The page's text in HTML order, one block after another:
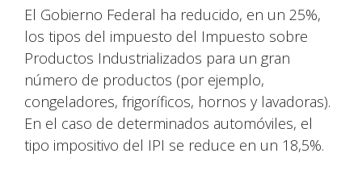
El Gobierno Federal ha reducido, en un 25%,
los tipos del impuesto del Impuesto sobre
Productos Industrializados para un gran
número de productos (por ejemplo,
congeladores, frigoríficos, hornos y lavadoras).
En el caso de determinados automóviles, el
tipo impositivo del IPI se reduce en un 18,5%.